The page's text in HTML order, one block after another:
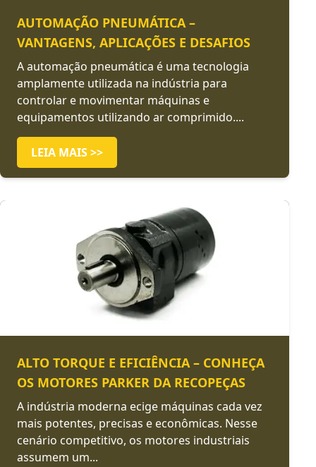
AUTOMAÇÃO PNEUMÁTICA –
VANTAGENS, APLICAÇÕES E DESAFIOS
A automação pneumática é uma tecnologia
amplamente utilizada na indústria para
controlar e movimentar máquinas e
equipamentos utilizando ar comprimido....
LEIA MAIS >>
ALTO TORQUE E EFICIÊNCIA – CONHEÇA
OS MOTORES PARKER DA RECOPEÇAS
A indústria moderna ecige máquinas cada vez
mais potentes, precisas e econômicas. Nesse
cenário competitivo, os motores industriais
assumem um...